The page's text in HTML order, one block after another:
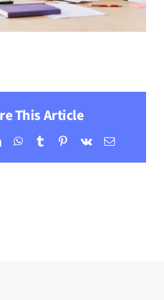
This Article
LinkedInWhatsApp
TumblrPinterest
Vk
Correo